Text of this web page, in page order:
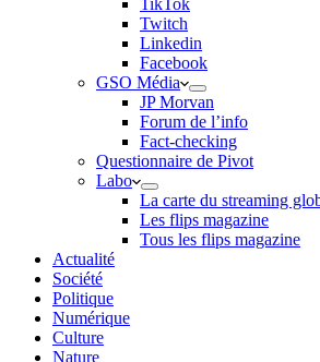
TikTok
Twitch
Linkedin
Facebook
GSO Média
JP Morvan
Forum de l’info
Fact-checking
Questionnaire de Pivot
Labo
La carte du streaming
Les flips magazine
Tous les flips magazine
Actualité
Société
Politique
Numérique
Culture
Nature